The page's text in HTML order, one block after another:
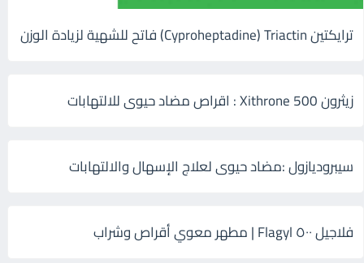
ترايكتين Cyproheptadine) Triactin) فاتح للشهية لزيادة الوزن
زيثرون 500 Xithrone : اقراص مضاد حيوى للالتهابات
سيبروديازول :مضاد حيوى لعلاج الإسهال والالتهابات
فلاجيل ٥٠٠ Flagyl | مطهر معوي أقراص وشراب